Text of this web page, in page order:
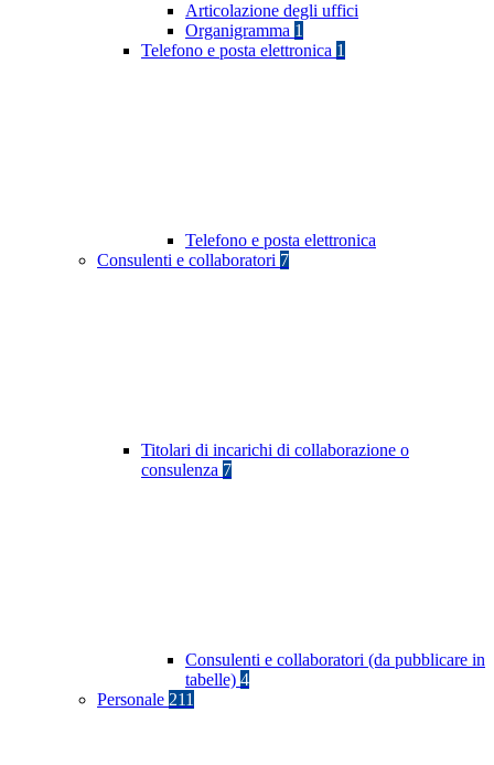
Articolazione degli uffici
Organigramma 1
Telefono e posta elettronica 1
Telefono e posta elettronica
Consulenti e collaboratori 7
Titolari di incarichi di collaborazione o
consulenza 7
Consulenti e collaboratori (da pubblicare in
tabelle) 4
Personale 211